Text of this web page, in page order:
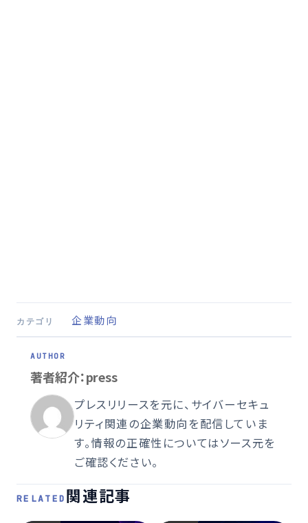
カテゴリ 企業動向
著者紹介：press
プレスリリースを元に、サイバーセキュ
リティ関連の企業動向を配信していま
す。情報の正確性についてはソース元を
ご確認ください。
RELATED 関連記事